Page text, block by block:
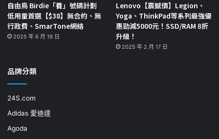
自由鳥 Birdie「養」號碼計劃
低用量首選【$38】無合約、無
行政費、SmarTone網絡
2025 年 6 月 19 日
Lenovo【震撼價】Legion、
Yoga、ThinkPad等系列最強優
惠勁減5000元！SSD/RAM 8折
升級！
2025 年 2 月 17 日
品牌分類
24S.com
Adidas 愛迪達
Agoda